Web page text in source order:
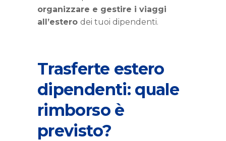
organizzare e gestire i viaggi
all’estero dei tuoi dipendenti.
Trasferte estero
dipendenti: quale
rimborso è
previsto?